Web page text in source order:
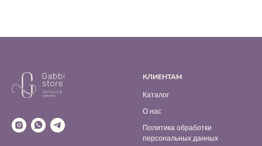
КЛИЕНТАМ
Каталог
О нас
Политика обработки
персональных данных